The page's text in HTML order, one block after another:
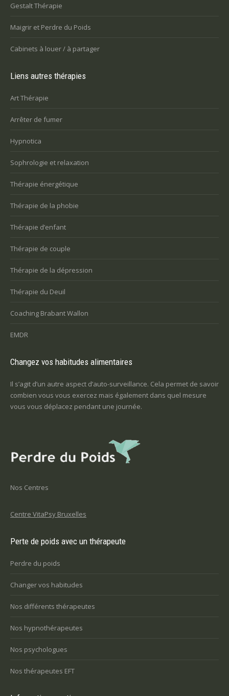
Gestalt Thérapie
Maigrir et Perdre du Poids
Cabinets à louer / à partager
Liens autres thérapies
Art Thérapie
Arrêter de fumer
Hypnotica
Sophrologie et relaxation
Thérapie énergétique
Thérapie de la phobie
Thérapie d’enfant
Thérapie de couple
Thérapie de la dépression
Thérapie du Deuil
Coaching Brabant Wallon
EMDR
Changez vos habitudes alimentaires
Il s’agit d’un autre aspect d’auto-surveillance. Cela permet de savoir
combien vous vous exercez mais également dans quel mesure
vous vous déplacez pendant une journée.
Nos Centres
Centre VitaPsy Bruxelles
Perte de poids avec un thérapeute
Perdre du poids
Changer vos habitudes
Nos différents thérapeutes
Nos hypnothérapeutes
Nos psychologues
Nos thérapeutes EFT